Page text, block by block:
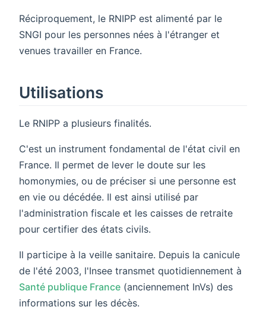
Réciproquement, le RNIPP est alimenté par le
SNGI pour les personnes nées à l'étranger et
venues travailler en France.
Utilisations
Le RNIPP a plusieurs finalités.
C'est un instrument fondamental de l'état civil en
France. Il permet de lever le doute sur les
homonymies, ou de préciser si une personne est
en vie ou décédée. Il est ainsi utilisé par
l'administration fiscale et les caisses de retraite
pour certifier des états civils.
Il participe à la veille sanitaire. Depuis la canicule
de l'été 2003, l'Insee transmet quotidiennement à
Santé publique France (anciennement InVs) des
informations sur les décès.